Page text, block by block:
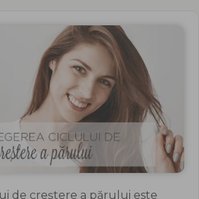
de creștere a părului este